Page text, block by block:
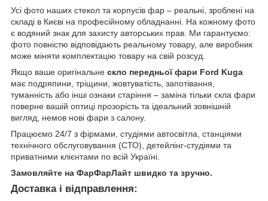
Усі фото наших стекол та корпусів фар – реальні, зроблені на
складі в Києві на професійному обладнанні. На кожному фото
є водяний знак для захисту авторських прав. Ми гарантуємо:
фото повністю відповідають реальному товару, але виробник
може міняти комплектацію товару на свій розсуд.
Якщо ваше оригінальне скло передньої фари Ford Kuga
має подряпини, тріщини, жовтуватість, запотівання,
туманність або інші ознаки старіння – заміна тільки скла фари
поверне вашій оптиці прозорість та ідеальний зовнішній
вигляд, немов нові фари з салону.
Працюємо 24/7 з фірмами, студіями автосвітла, станціями
технічного обслуговування (СТО), детейлінг-студіями та
приватними клієнтами по всій Україні.
Замовляйте на ФарФарЛайт швидко та зручно.
Доставка і відправлення: